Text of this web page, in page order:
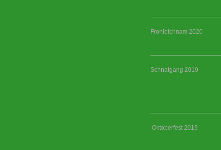
Fronleichnam 2020
Schnatgang 2019
Oktoberfest 2019